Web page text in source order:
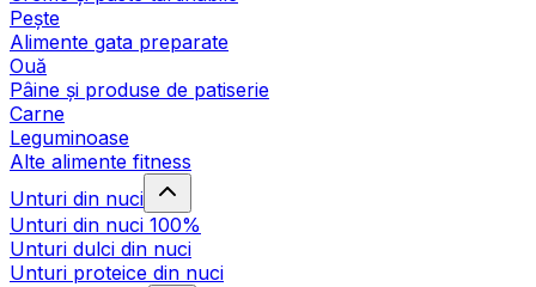
Pește
Alimente gata preparate
Ouă
Pâine și produse de patiserie
Carne
Leguminoase
Alte alimente fitness
Unturi din nuci
Unturi din nuci 100%
Unturi dulci din nuci
Unturi proteice din nuci